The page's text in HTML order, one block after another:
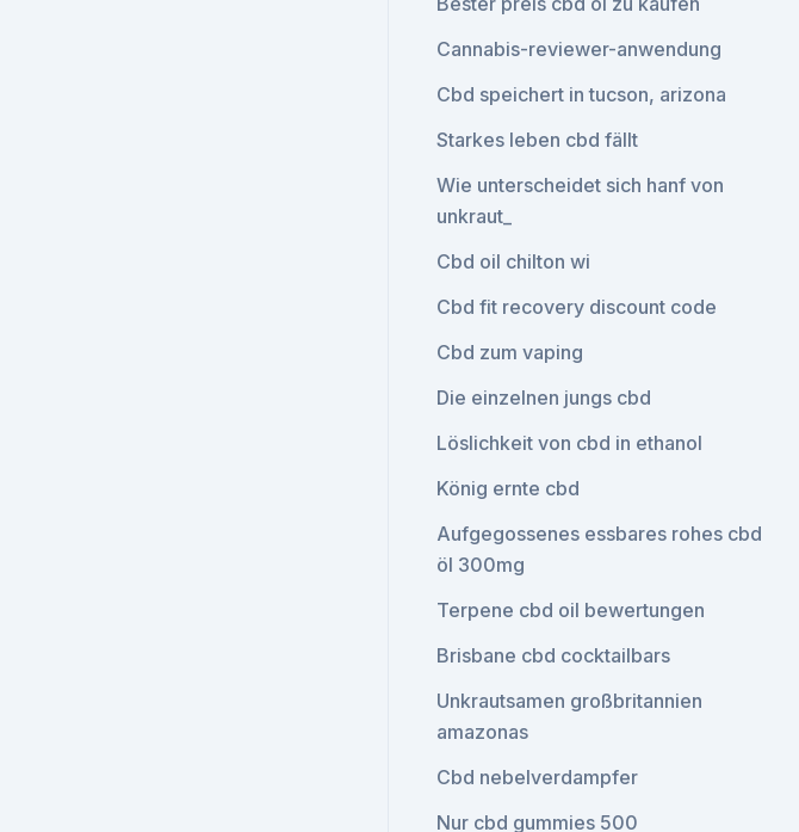
Cannabis-reviewer-anwendung
Cbd speichert in tucson, arizona
Starkes leben cbd fällt
Wie unterscheidet sich hanf von
unkraut_
Cbd oil chilton wi
Cbd fit recovery discount code
Cbd zum vaping
Die einzelnen jungs cbd
Löslichkeit von cbd in ethanol
König ernte cbd
Aufgegossenes essbares rohes cbd
öl 300mg
Terpene cbd oil bewertungen
Brisbane cbd cocktailbars
Unkrautsamen großbritannien
amazonas
Cbd nebelverdampfer
Nur cbd gummies 500